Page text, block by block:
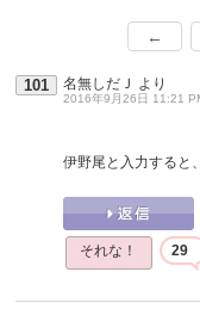
←
101 名無しだＪ より
2016年9月26日 11:21
伊野尾と入力すると
それな！ 29